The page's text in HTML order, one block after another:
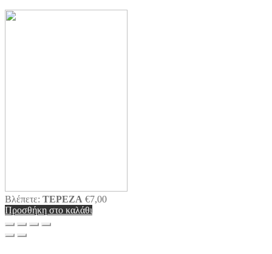
Βλέπετε: ΤΕΡΕΖΑ €7,00
Προσθήκη στο καλάθι